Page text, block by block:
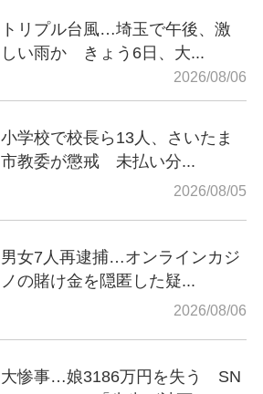
トリプル台風…埼玉で午後、激
しい雨か きょう6日、大...
2026/08/06
小学校で校長ら13人、さいたま
市教委が懲戒 未払い分...
2026/08/05
男女7人再逮捕…オンラインカジ
ノの賭け金を隠匿した疑...
2026/08/06
大惨事…娘3186万円を失う SN